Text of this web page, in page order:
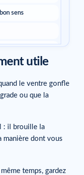
sens
abdominale ?
utile
le ventre gonfle
ou que la
: il brouille la
manière dont vous
temps, gardez